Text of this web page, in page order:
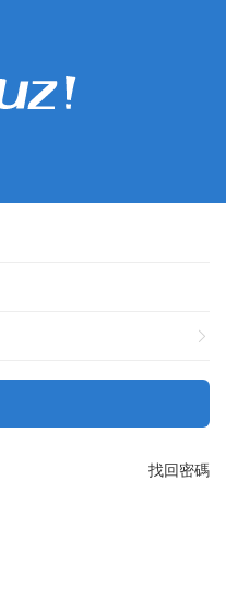
找回密碼